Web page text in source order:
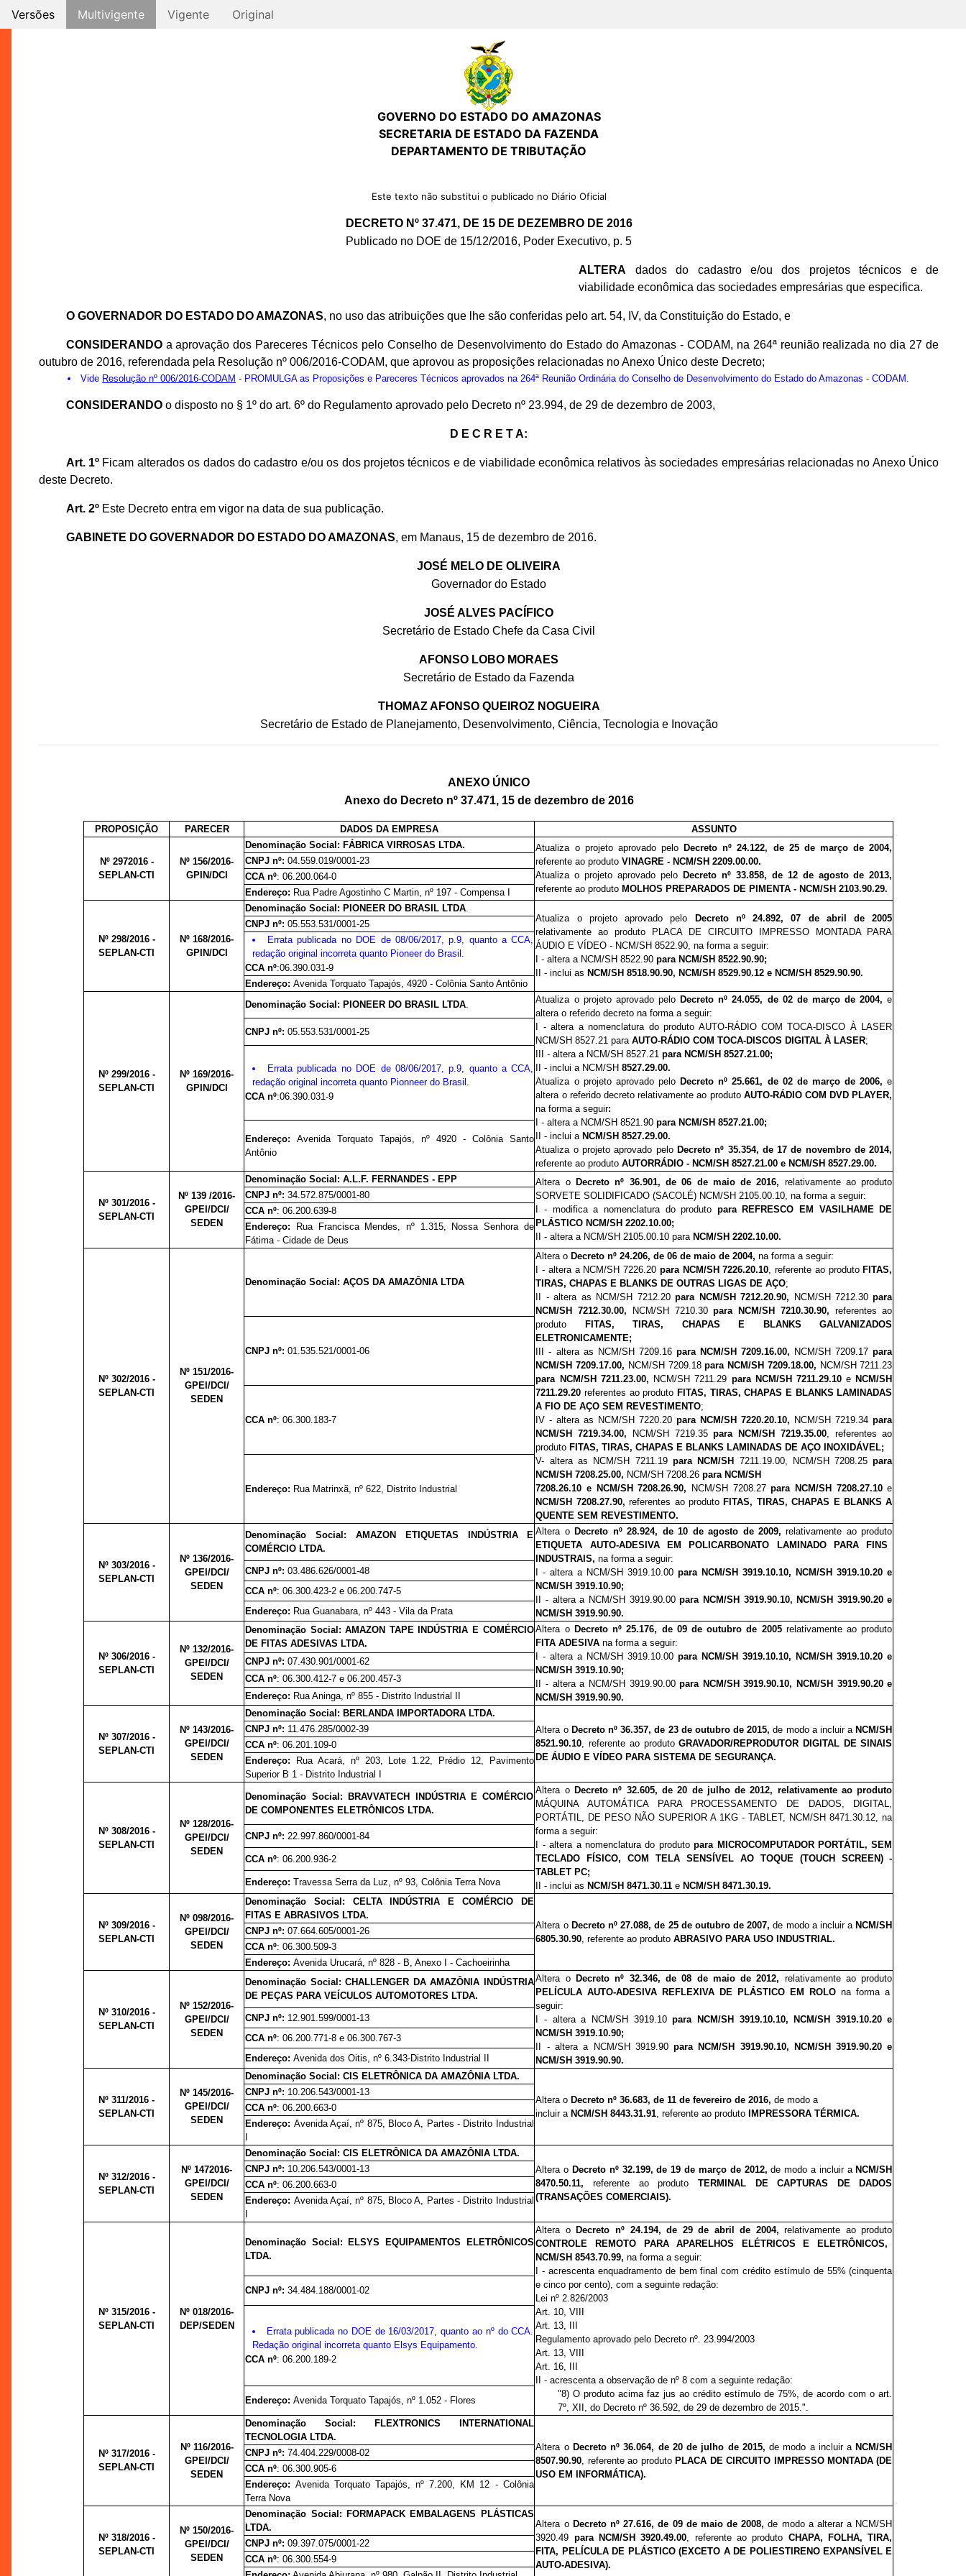
Versões Multivigente Vigente Original
GOVERNO DO ESTADO DO AMAZONAS
SECRETARIA DE ESTADO DA FAZENDA
DEPARTAMENTO DE TRIBUTAÇÃO
Este texto não substitui o publicado no Diário Oficial
DECRETO Nº 37.471, DE 15 DE DEZEMBRO DE 2016
Publicado no DOE de 15/12/2016, Poder Executivo, p. 5
ALTERA dados do cadastro e/ou dos projetos técnicos e de
viabilidade econômica das sociedades empresárias que especifica.
O GOVERNADOR DO ESTADO DO AMAZONAS, no uso das atribuições que lhe são conferidas pelo art. 54, IV, da Constituição do Estado, e
CONSIDERANDOa aprovação dos Pareceres Técnicos pelo Conselho de Desenvolvimento do Estado do Amazonas - CODAM, na 264ª reunião realizada no dia 27 de
outubro de 2016, referendada pela Resolução nº 006/2016-CODAM, que aprovou as proposições relacionadas no Anexo Único deste Decreto;
Vide Resolução nº 006/2016-CODAM - PROMULGA as Proposições e Pareceres Técnicos aprovados na 264ª Reunião Ordinária do Conselho de Desenvolvimento do Estado do Amazonas - CODAM.
CONSIDERANDOo disposto no § 1º do art. 6º do Regulamento aprovado pelo Decreto nº 23.994, de 29 de dezembro de 2003,
D E C R E T A:
Art. 1ºFicam alterados os dados do cadastro e/ou os dos projetos técnicos e de viabilidade econômica relativos às sociedades empresárias relacionadas no Anexo Único
deste Decreto.
Art. 2ºEste Decreto entra em vigor na data de sua publicação.
GABINETE DO GOVERNADOR DO ESTADO DO AMAZONAS, em Manaus, 15 de dezembro de 2016.
JOSÉ MELO DE OLIVEIRA
Governador do Estado
JOSÉ ALVES PACÍFICO
Secretário de Estado Chefe da Casa Civil
AFONSO LOBO MORAES
Secretário de Estado da Fazenda
THOMAZ AFONSO QUEIROZ NOGUEIRA
Secretário de Estado de Planejamento, Desenvolvimento, Ciência, Tecnologia e Inovação
ANEXO ÚNICO
Anexo do Decreto nº 37.471, 15 de dezembro de 2016
PROPOSIÇÃO PARECER DADOS DA EMPRESA ASSUNTO
Nº 2972016 -
SEPLAN-CTI
Nº 156/2016-
GPIN/DCI
Denominação Social: FÁBRICA VIRROSAS LTDA. Atualiza o projeto aprovado pelo Decreto nº 24.122, de 25 de março de 2004,
referente ao produto VINAGRE - NCM/SH 2209.00.00.
Atualiza o projeto aprovado pelo Decreto nº 33.858, de 12 de agosto de 2013,
referente ao produto MOLHOS PREPARADOS DE PIMENTA - NCM/SH 2103.90.29.
CNPJ nº:04.559.019/0001-23
CCA nº: 06.200.064-0
Endereço: Rua Padre Agostinho C Martin, nº 197 - Compensa I
Nº 298/2016 -
SEPLAN-CTI
Nº 168/2016-
GPIN/DCI
Denominação Social: PIONEER DO BRASIL LTDA.
Atualiza o projeto aprovado pelo
Decreto nº 24.892, 07 de abril de 2005
relativamente ao produto
PLACA DE CIRCUITO IMPRESSO MONTADA PARA
ÁUDIO E VÍDEO - NCM/SH8522.90, na forma a seguir:
I - altera a NCM/SH 8522.90 para NCM/SH 8522.90.90;
II - inclui as NCM/SH 8518.90.90, NCM/SH 8529.90.12 e NCM/SH 8529.90.90.
CNPJ nº:05.553.531/0001-25
Errata publicada no DOE de 08/06/2017, p.9, quanto a CCA,
redação original incorreta quanto Pioneer do Brasil.
CCA nº:06.390.031-9
Endereço:Avenida Torquato Tapajós, 4920 - Colônia Santo Antônio
Nº 299/2016 -
SEPLAN-CTI
Nº 169/2016-
GPIN/DCI
Denominação Social: PIONEER DO BRASIL LTDA. Atualiza o projeto aprovado pelo Decreto nº 24.055, de 02 de março de 2004, e
altera o referido decretona forma a seguir:
I - altera a nomenclatura do produto AUTO-RÁDIO COM TOCA-DISCO À LASER
NCM/SH 8527.21 paraAUTO-RÁDIO COM TOCA-DISCOS DIGITAL À LASER;
III - altera a NCM/SH 8527.21para NCM/SH 8527.21.00;
II - inclui a NCM/SH8527.29.00.
Atualiza o projeto aprovado pelo Decreto nº 25.661, de 02de março de 2006, e
alterao referido decreto relativamente ao produto AUTO-RÁDIO COM DVD PLAYER,
na forma a seguir:
I - altera a NCM/SH 8521.90para NCM/SH 8527.21.00;
II - inclui aNCM/SH 8527.29.00.
Atualiza o projeto aprovado pelo Decreto nº 35.354, de 17 de novembro de 2014,
referente ao produto AUTORRÁDIO - NCM/SH 8527.21.00 e NCM/SH 8527.29.00.
CNPJ nº:05.553.531/0001-25
Errata publicada no DOE de 08/06/2017, p.9, quanto a CCA,
redação original incorreta quanto Pionneer do Brasil.
CCA nº:06.390.031-9
Endereço:Avenida Torquato Tapajós, nº 4920 - Colônia Santo
Antônio
Nº 301/2016 -
SEPLAN-CTI
Nº 139 /2016-
GPEI/DCI/
SEDEN
Denominação Social: A.L.F. FERNANDES - EPP Altera o Decreto nº 36.901, de 06 de maio de 2016, relativamente ao produto
SORVETE SOLIDIFICADO (SACOLÉ) NCM/SH 2105.00.10, na forma a seguir:
I - modifica a nomenclatura do produto para REFRESCO EM VASILHAME DE
PLÁSTICO NCM/SH 2202.10.00;
II - altera a NCM/SH 2105.00.10 para NCM/SH 2202.10.00.
CNPJ nº:34.572.875/0001-80
CCA nº: 06.200.639-8
Endereço:
Rua Francisca Mendes, nº 1.315, Nossa Senhora de
Fátima - Cidade de Deus
Nº 302/2016 -
SEPLAN-CTI
Nº 151/2016-
GPEI/DCI/
SEDEN
Denominação Social:AÇOS DA AMAZÔNIA LTDA
Altera o Decreto nº 24.206, de 06 de maio de 2004,na forma a seguir:
I - altera a NCM/SH 7226.20 para NCM/SH 7226.20.10, referente ao produto FITAS,
TIRAS, CHAPAS E BLANKS DE OUTRAS LIGAS DE AÇO;
II - altera as NCM/SH 7212.20para NCM/SH 7212.20.90, NCM/SH 7212.30para
NCM/SH 7212.30.00,
NCM/SH 7210.30para NCM/SH 7210.30.90, referentes ao
produto FITAS, TIRAS, CHAPAS E BLANKS GALVANIZADOS
ELETRONICAMENTE;
III - altera as NCM/SH 7209.16 para NCM/SH 7209.16.00, NCM/SH 7209.17para
NCM/SH 7209.17.00, NCM/SH 7209.18para NCM/SH 7209.18.00, NCM/SH 7211.23
para NCM/SH 7211.23.00, NCM/SH 7211.29 para NCM/SH 7211.29.10e NCM/SH
7211.29.20referentes ao produto FITAS, TIRAS, CHAPAS E BLANKS LAMINADAS
A FIO DE AÇO SEM REVESTIMENTO;
IV - altera as NCM/SH 7220.20para NCM/SH 7220.20.10, NCM/SH 7219.34para
NCM/SH 7219.34.00, NCM/SH 7219.35para NCM/SH 7219.35.00, referentes ao
produto FITAS, TIRAS, CHAPAS E BLANKS LAMINADAS DE AÇO INOXIDÁVEL;
V- altera as NCM/SH 7211.19 para NCM/SH 7211.19.00, NCM/SH 7208.25para
NCM/SH 7208.25.00, NCM/SH 7208.26para NCM/SH
7208.26.10 e NCM/SH 7208.26.90,
NCM/SH 7208.27para NCM/SH 7208.27.10e
NCM/SH 7208.27.90, referentes ao produto FITAS, TIRAS, CHAPAS E BLANKS A
QUENTE SEM REVESTIMENTO.
CNPJ nº:01.535.521/0001-06
CCA nº: 06.300.183-7
Endereço: Rua Matrinxã, nº 622, Distrito Industrial
Nº 303/2016 -
SEPLAN-CTI
Nº 136/2016-
GPEI/DCI/
SEDEN
Denominação Social: AMAZON ETIQUETAS INDÚSTRIA E
COMÉRCIO LTDA.
Altera o Decreto nº 28.924, de 10 de agosto de 2009,relativamente ao produto
ETIQUETA AUTO-ADESIVA EM POLICARBONATO LAMINADO PARA FINS
INDUSTRAIS,na forma a seguir:
I - altera a NCM/SH 3919.10.00para NCM/SH 3919.10.10, NCM/SH 3919.10.20 e
NCM/SH 3919.10.90;
II - altera a NCM/SH 3919.90.00para NCM/SH 3919.90.10, NCM/SH 3919.90.20 e
NCM/SH 3919.90.90.
CNPJ nº:03.486.626/0001-48
CCA nº: 06.300.423-2 e 06.200.747-5
Endereço: Rua Guanabara, nº 443 - Vila da Prata
Nº 306/2016 -
SEPLAN-CTI
Nº 132/2016-
GPEI/DCI/
SEDEN
Denominação Social:AMAZON TAPE INDÚSTRIA E COMÉRCIO
DE FITAS ADESIVAS LTDA.
Altera o Decreto nº 25.176, de 09 de outubro de 2005 relativamente ao produto
FITA ADESIVA na forma a seguir:
I - altera a NCM/SH 3919.10.00para NCM/SH 3919.10.10, NCM/SH 3919.10.20 e
NCM/SH 3919.10.90;
II - altera a NCM/SH 3919.90.00para NCM/SH 3919.90.10, NCM/SH 3919.90.20 e
NCM/SH 3919.90.90.
CNPJ nº:07.430.901/0001-62
CCA nº: 06.300.412-7 e 06.200.457-3
Endereço: Rua Aninga, nº 855 - Distrito Industrial II
Nº 307/2016 -
SEPLAN-CTI
Nº 143/2016-
GPEI/DCI/
SEDEN
Denominação Social: BERLANDA IMPORTADORA LTDA.
Altera o Decreto nº 36.357, de 23 de outubro de 2015,de modo a incluir a NCM/SH
8521.90.10, referente ao produtoGRAVADOR/REPRODUTOR DIGITAL DE SINAIS
DE ÁUDIO E VÍDEO PARA SISTEMA DE SEGURANÇA.
CNPJ nº: 11.476.285/0002-39
CCA nº: 06.201.109-0
Endereço:
Rua Acará, nº 203, Lote 1.22, Prédio 12, Pavimento
Superior B 1 - Distrito Industrial I
Nº 308/2016 -
SEPLAN-CTI
Nº 128/2016-
GPEI/DCI/
SEDEN
Denominação Social:
BRAVVATECH INDÚSTRIA E COMÉRCIO
DE COMPONENTES ELETRÔNICOS LTDA.
Altera o Decreto nº 32.605, de 20 de julho de 2012, relativamente ao produto
MÁQUINA AUTOMÁTICA PARA PROCESSAMENTO DE DADOS, DIGITAL,
PORTÁTIL, DE PESO NÃO SUPERIOR A 1KG - TABLET, NCM/SH 8471.30.12, na
forma a seguir:
I - altera a nomenclatura do produtopara MICROCOMPUTADOR PORTÁTIL, SEM
TECLADO FÍSICO, COM TELA SENSÍVEL AO TOQUE (TOUCH SCREEN) -
TABLET PC;
II - inclui as NCM/SH 8471.30.11e NCM/SH 8471.30.19.
CNPJ nº:22.997.860/0001-84
CCA nº: 06.200.936-2
Endereço:Travessa Serra da Luz, nº 93, Colônia Terra Nova
Nº 309/2016 -
SEPLAN-CTI
Nº 098/2016-
GPEI/DCI/
SEDEN
Denominação Social: CELTA INDÚSTRIA E COMÉRCIO DE
FITAS E ABRASIVOS LTDA.
Altera o Decreto nº 27.088, de 25 de outubro de 2007,de modo a incluir aNCM/SH
6805.30.90, referente ao produtoABRASIVO PARA USO INDUSTRIAL.
CNPJ nº:07.664.605/0001-26
CCA nº: 06.300.509-3
Endereço:Avenida Urucará, nº 828 - B, Anexo I - Cachoeirinha
Nº 310/2016 -
SEPLAN-CTI
Nº 152/2016-
GPEI/DCI/
SEDEN
Denominação Social: CHALLENGER DA AMAZÔNIA INDÚSTRIA
DE PEÇAS PARA VEÍCULOS AUTOMOTORES LTDA.
Altera o Decreto nº 32.346, de 08 de maio de 2012, relativamente ao produto
PELÍCULA AUTO-ADESIVA REFLEXIVA DE PLÁSTICO EM ROLO na forma a
seguir:
I - altera a
NCM/SH 3919.10para NCM/SH 3919.10.10,
NCM/SH 3919.10.20 e
NCM/SH 3919.10.90;
II - altera a
NCM/SH 3919.90para NCM/SH 3919.90.10, NCM/SH 3919.90.20 e
NCM/SH 3919.90.90.
CNPJ nº: 12.901.599/0001-13
CCA nº: 06.200.771-8 e 06.300.767-3
Endereço:Avenida dos Oitis, nº 6.343-Distrito Industrial II
Nº 311/2016 -
SEPLAN-CTI
Nº 145/2016-
GPEI/DCI/
SEDEN
Denominação Social: CIS ELETRÔNICA DA AMAZÔNIA LTDA.
Altera o Decreto nº 36.683, de 11 de fevereiro de 2016,de modo a
incluir aNCM/SH 8443.31.91, referente ao produto IMPRESSORA TÉRMICA.
CNPJ nº: 10.206.543/0001-13
CCA nº: 06.200.663-0
Endereço: Avenida Açaí, nº 875, Bloco A, Partes - Distrito Industrial
Nº 312/2016 -
SEPLAN-CTI
Nº 1472016-
GPEI/DCI/
SEDEN
Denominação Social: CIS ELETRÔNICA DA AMAZÔNIA LTDA.
Altera o Decreto nº 32.199, de 19 de março de 2012,de modo a incluir aNCM/SH
8470.50.11, referente ao produto TERMINAL DE CAPTURAS DE DADOS
(TRANSAÇÕES COMERCIAIS).
CNPJ nº: 10.206.543/0001-13
CCA nº: 06.200.663-0
Endereço: Avenida Açaí, nº 875, Bloco A, Partes - Distrito Industrial
Nº 315/2016 -
SEPLAN-CTI
Nº 018/2016-
DEP/SEDEN
Denominação Social: ELSYS EQUIPAMENTOS ELETRÔNICOS
LTDA.
Altera o Decreto nº 24.194, de 29 de abril de 2004,relativamente ao produto
CONTROLE REMOTO PARA APARELHOS ELÉTRICOS E ELETRÔNICOS,
NCM/SH 8543.70.99,na forma a seguir:
I - acrescenta enquadramento de bem final com crédito estímulo de 55% (cinquenta
e cinco por cento), com a seguinte redação:
Lei nº 2.826/2003
Art. 10, VIII
Art. 13, III
Regulamento aprovado pelo Decreto nº. 23.994/2003
Art. 13, VIII
Art. 16, III
II - acrescenta a observação de nº 8 com a seguinte redação:
"8) O produto acima faz jus ao crédito estímulo de 75%, de acordo com o art.
7º, XII, do Decreto nº 36.592, de 29 de dezembro de 2015.".
CNPJ nº:34.484.188/0001-02
Errata publicada no DOE de 16/03/2017, quanto ao nº do CCA.
Redação original incorreta quanto Elsys Equipamento.
CCA nº: 06.200.189-2
Endereço:Avenida Torquato Tapajós, nº 1.052 - Flores
Nº 317/2016 -
SEPLAN-CTI
Nº 116/2016-
GPEI/DCI/
SEDEN
Denominação Social: FLEXTRONICS INTERNATIONAL
TECNOLOGIA LTDA.
Altera o Decreto nº 36.064, de 20 de julho de 2015,de modo a incluir a NCM/SH
8507.90.90, referente ao produto PLACA DE CIRCUITO IMPRESSO MONTADA (DE
USO EM INFORMÁTICA).
CNPJ nº:74.404.229/0008-02
CCA nº: 06.300.905-6
Endereço:Avenida Torquato Tapajós, nº 7.200, KM 12 - Colônia
Terra Nova
Nº 318/2016 -
SEPLAN-CTI
Nº 150/2016-
GPEI/DCI/
SEDEN
Denominação Social: FORMAPACK EMBALAGENS PLÁSTICAS
LTDA.
Altera o Decreto nº 27.616, de 09 de maio de 2008,de modo a alterar a NCM/SH
3920.49 para NCM/SH 3920.49.00, referente ao produto CHAPA, FOLHA, TIRA,
FITA, PELÍCULA DE PLÁSTICO (EXCETO A DE POLIESTIRENO EXPANSÍVEL E
AUTO-ADESIVA).
CNPJ nº:09.397.075/0001-22
CCA nº: 06.300.554-9